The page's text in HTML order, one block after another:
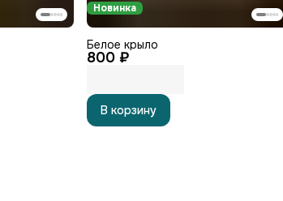
Новинка
800 ₽
Белое крыло
В корзину